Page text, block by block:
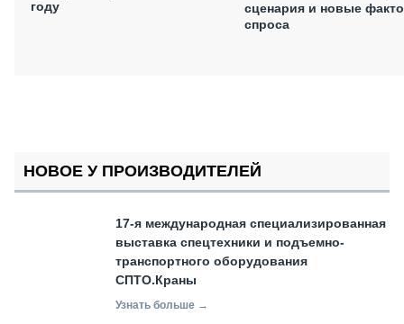
году
сценария и новые
спроса
НОВОЕ У ПРОИЗВОДИТЕЛЕЙ
17-я международная специализированная
выставка спецтехники и подъемно-
транспортного оборудования
СПТО.Краны
Узнать больше →